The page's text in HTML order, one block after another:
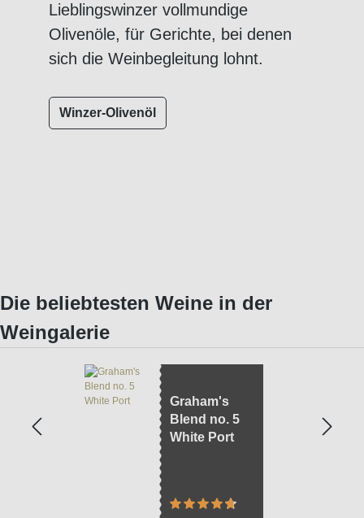
Lieblingswinzer vollmundige
Olivenöle, für Gerichte, bei denen
sich die Weinbegleitung lohnt.
Winzer-Olivenöl
Die beliebtesten Weine in der
Weingalerie
Graham's
Blend no. 5
White Port